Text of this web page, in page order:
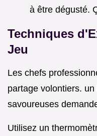
à être dégusté.
Techniques
Jeu
Les chefs
partage volontiers.
savoureuses
Utilisez un